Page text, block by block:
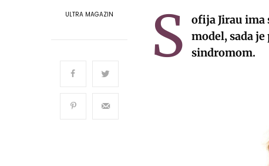
ULTRA MAGAZIN S
ofija Jirau
model, sada
sindromom.